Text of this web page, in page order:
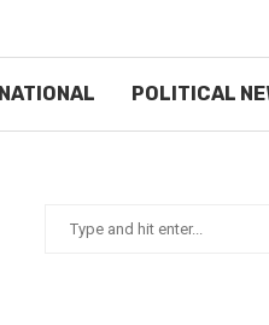
NATIONAL POLITICAL